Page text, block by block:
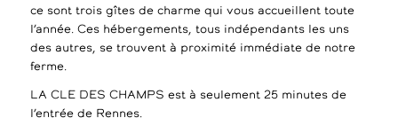
ce sont trois gîtes de charme qui vous accueillent toute
l’année. Ces hébergements, tous indépendants les uns
des autres, se trouvent à proximité immédiate de notre
ferme.
LA CLE DES CHAMPS est à seulement 25 minutes de
l’entrée de Rennes.